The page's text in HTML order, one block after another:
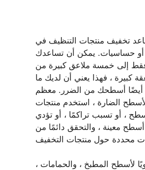
تخفيف منتجات التنظيف في
أو حساسيات. يمكن أن تساعدك
فقط إلى خمسة ملاعق كبيرة من
جالون من الماء ، وجالون واحد من التبييض يحتوي على حوالي 256 ملعقة كبيرة ، فهذا يعني أن لديك ما
المخففة أيضًا أسطحك من الضرر. معظم
الضارة ، استخدم منتجات
، أو تسبب تراكمًا ، أو تؤدي
معينة ، والتحقق دائمًا من
لأسطح المطبخ ، والحمامات ،